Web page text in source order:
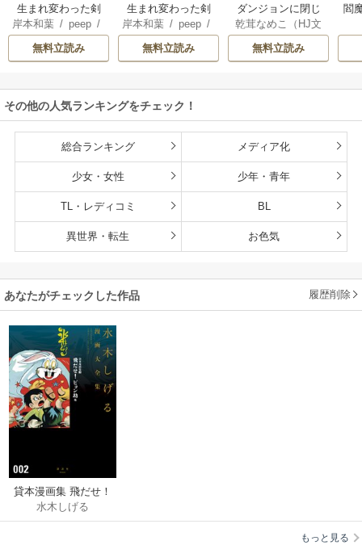
生まれ変わった剣
聖、剣士が冷遇さ
れる魔術至上主義
の学園で無双する
岸本和葉/ peep/
染野静也/
/taskey STUDI
無料立読み
生まれ変わった剣
聖、剣士が冷遇さ
れる魔術至上主義
の学園で無双する
岸本和葉/ peep/
染野静也/
/taskey STUDI
無料立読み
ダンジョンに閉じ
込められて25年。
救出されたときに
は立派な不審者に
版】
乾茸なめこ（HJ文
庫／ホビージャパ
ン刊）/御手洗太
無料立読み
閻
その他の人気ランキングをチェック！
総合ランキング メディア化
少女・女性 少年・青年
TL・レディコミ BL
異世界・転生 お色気
あなたがチェックした作品 履歴削除
貸本漫画集 飛だせ！
ピョン助 他 水木しげ
る漫画大全集
水木しげる
もっと見る